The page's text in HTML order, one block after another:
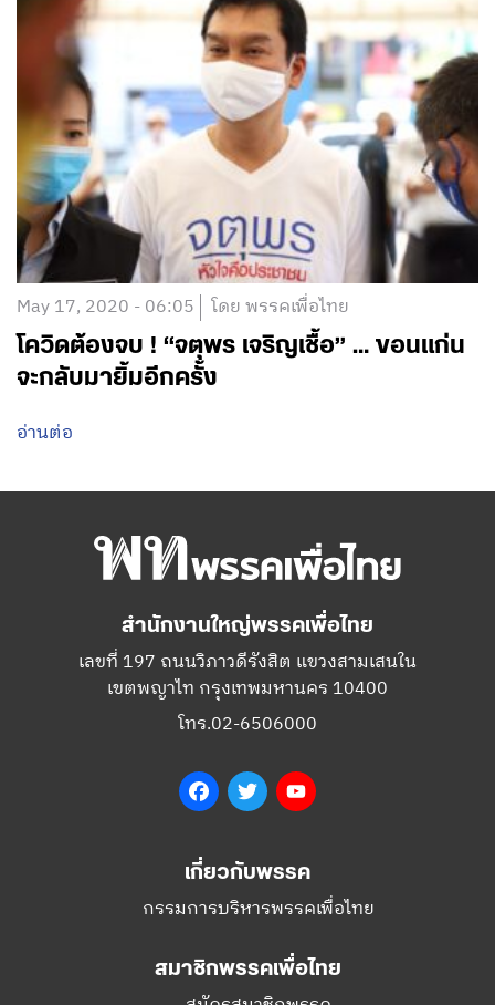
May 17, 2020 - 06:05 โดย พรรคเพื่อไทย
โควิดต้องจบ ! “จตุพร เจริญเชื้อ” … ขอนแก่น
จะกลับมายิ้มอีกครั้ง
อ่านต่อ
สำนักงานใหญ่พรรคเพื่อไทย
เลขที่ 197 ถนนวิภาวดีรังสิต แขวงสามเสนใน
เขตพญาไท กรุงเทพมหานคร 10400
โทร.02-6506000
FacebookTwitter
เกี่ยวกับพรรค
กรรมการบริหารพรรคเพื่อไทย
สมาชิกพรรคเพื่อไทย